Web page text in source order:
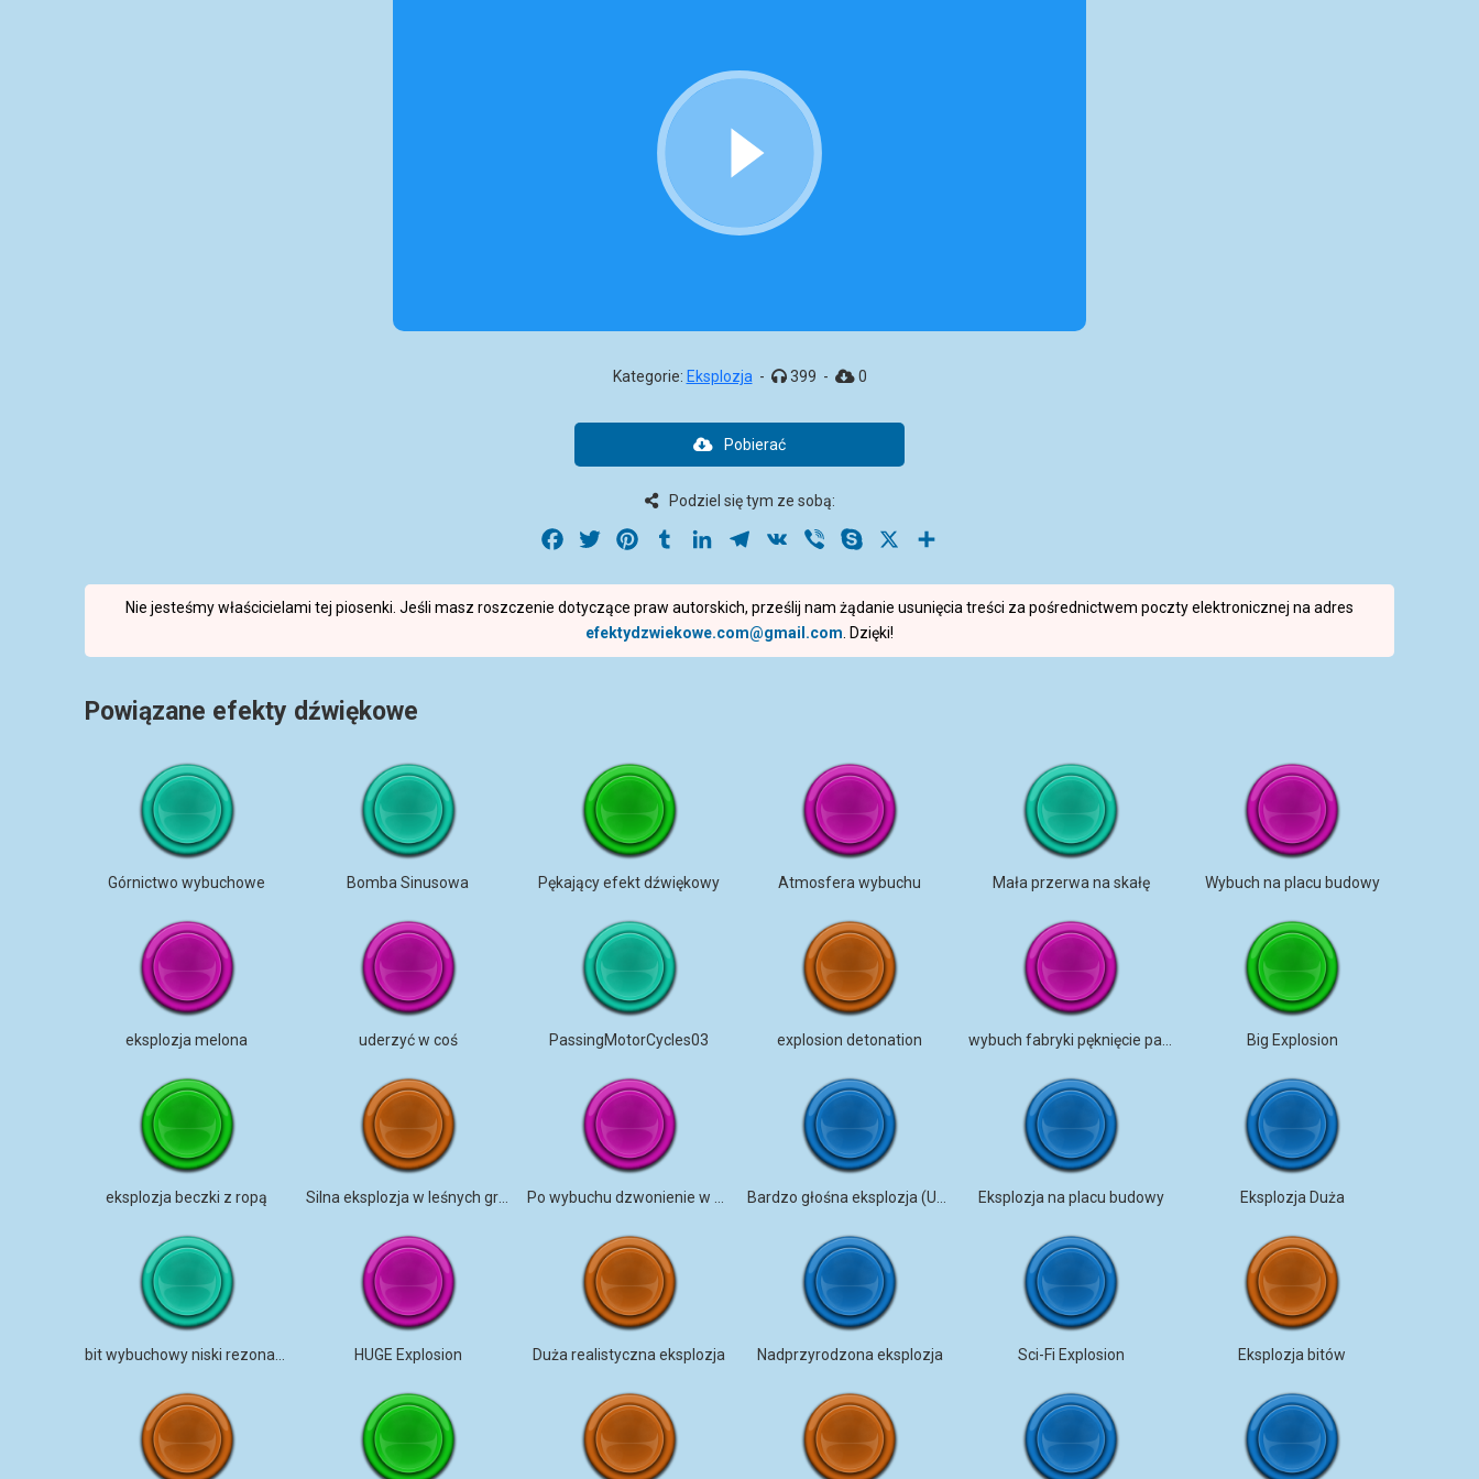
Kategorie: Eksplozja - 399 - 0
Pobierać
Podziel się tym ze sobą:
Facebook
Twitter PinterestTumblrLinkedInTelegram
VK Viber Skype
Nie jesteśmy właścicielami tej piosenki. Jeśli masz roszczenie dotyczące praw autorskich, prześlij nam żądanie usunięcia treści za pośrednictwem poczty elektronicznej na adres
efektydzwiekowe.com@gmail.com . Dzięki!
Powiązane efekty dźwiękowe
Górnictwo wybuchowe Bomba Sinusowa Pękający efekt dźwiękowy Atmosfera wybuchu Mała przerwa na skałę Wybuch na placu budowy
eksplozja melona uderzyć w coś PassingMotorCycles03 explosion detonation Big Explosion
eksplozja beczki z ropą Silna eksplozja w leśnych gruzach, spadające drzewo Eksplozja na placu budowy Eksplozja Duża
HUGE Explosion Duża realistyczna eksplozja Nadprzyrodzona eksplozja Sci-Fi Explosion Eksplozja bitów